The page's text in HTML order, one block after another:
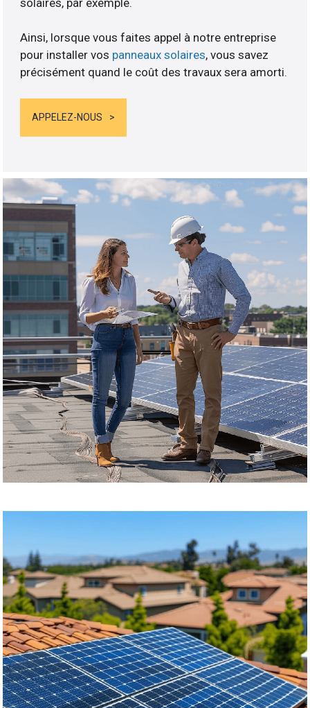
Ainsi, lorsque vous faites appel à notre entreprise
pour installer vos panneaux solaires, vous savez
précisément quand le coût des travaux sera amorti.
APPELEZ-NOUS